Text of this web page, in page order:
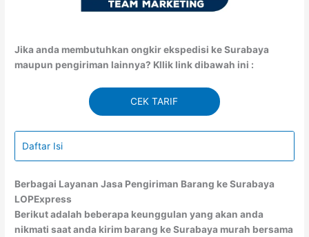
Jika anda membutuhkan ongkir ekspedisi ke Surabaya
maupun pengiriman lainnya? Kllik link dibawah ini :
CEK TARIF
Daftar Isi
Berbagai Layanan Jasa Pengiriman Barang ke Surabaya
LOPExpress
Berikut adalah beberapa keunggulan yang akan anda
nikmati saat anda kirim barang ke Surabaya murah bersama